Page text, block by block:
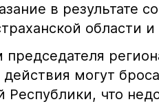
в результате
области и
председателя
могут
Республики, что